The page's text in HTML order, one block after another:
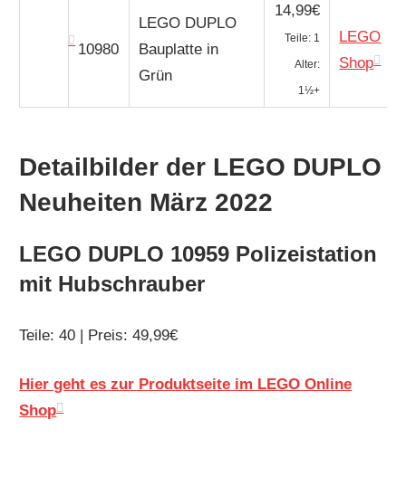
10980
LEGO DUPLO
Bauplatte in
Grün
14,99€
Teile: 1
Alter:
1½+
LEGO
Shop
Detailbilder der LEGO DUPLO
Neuheiten März 2022
LEGO DUPLO 10959 Polizeistation
mit Hubschrauber
Teile: 40 | Preis: 49,99€
Hier geht es zur Produktseite im LEGO Online
Shop